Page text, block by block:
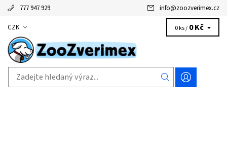
777 947 929 info@zoozverimex.cz
CZK 0 ks / 0 Kč